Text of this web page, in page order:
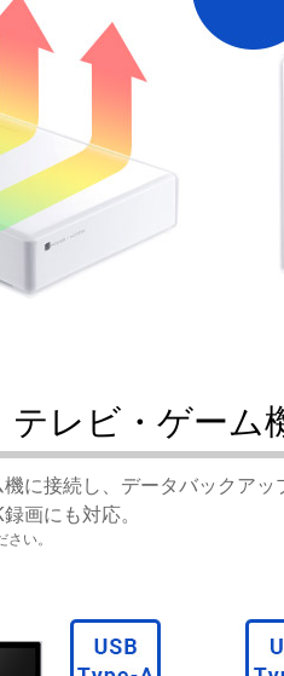
レビ・ゲーム
に接続し、データバックア
画にも対応。
い。